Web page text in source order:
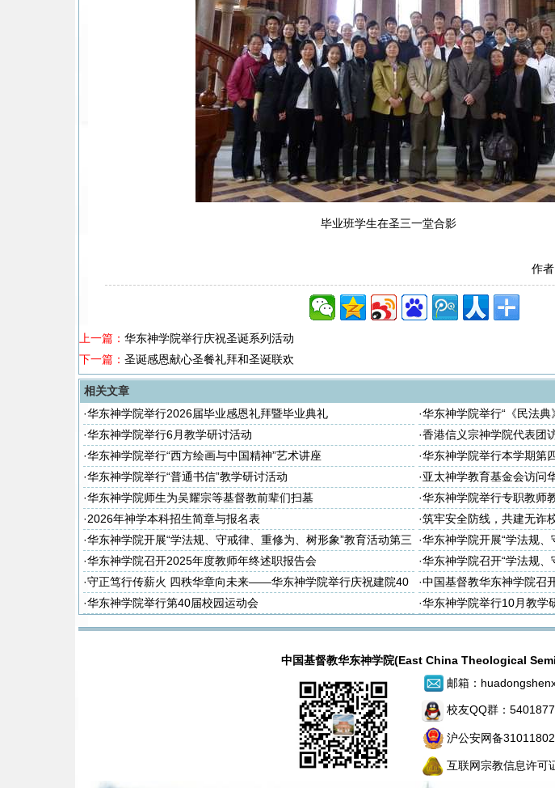
毕业班学生在圣三一堂合影
作
上一篇： 华东神学院举行庆祝圣诞系列活动
下一篇： 圣诞感恩献心圣餐礼拜和圣诞联欢
相关文章
·华东神学院举行2026届毕业感恩礼拜暨毕业典礼 ·华东神学院举行“《民法
座
·华东神学院举行6月教学研讨活动 ·香港信义宗神学院代表团
·华东神学院举行“西方绘画与中国精神”艺术讲座 ·华东神学院举行本学期第
·华东神学院举行“普通书信”教学研讨活动 ·亚太神学教育基金会访问
·华东神学院师生为吴耀宗等基督教前辈们扫墓 ·华东神学院举行专职教师
·2026年神学本科招生简章与报名表 ·筑牢安全防线，共建无诈
诈骗”专题教育讲座
·华东神学院开展“学法规、守戒律、重修为、树形象”教育活动第三
次集体学习
·华东神学院开展“学法规
次集体学习会
·华东神学院召开2025年度教师年终述职报告会 ·华东神学院召开“学法规
大会
·守正笃行传薪火 四秩华章向未来——华东神学院举行庆祝建院40
周年暨神学教育中国化研讨会
·中国基督教华东神学院召
·华东神学院举行第40届校园运动会 ·华东神学院举行10月教学
中国基督教华东神学院(East China Theological
邮箱：
校友QQ群：
沪公安网备
互联网宗教信息许可